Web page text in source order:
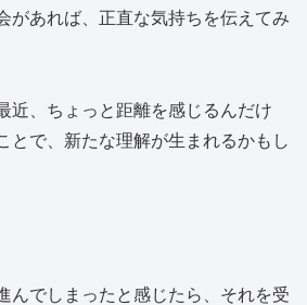
があれば、正直な気持ちを伝えてみ
近、ちょっと距離を感じるんだけ
とで、新たな理解が生まれるかもし
んでしまったと感じたら、それを受